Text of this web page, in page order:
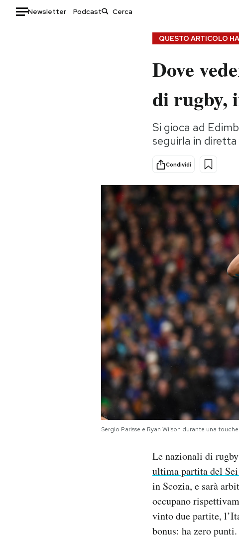
Newsletter Podcast
Storie/Idee
Ok Boomer!
Altrecose
Mondiali calcio 2026
AREA PERSONALE
QUESTO ARTICOLO
Dove
di rugby,
Si gioca ad
seguirla in diretta
Condividi
Sergio Parisse e Ryan Wilson durante una
Le nazionali di
ultima partita del
in Scozia, e sarà
occupano
vinto due partite,
bonus: ha zero